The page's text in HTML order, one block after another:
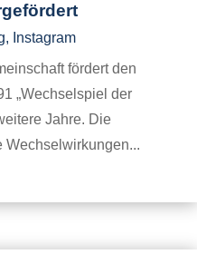
, Instagram
fördert den
„Wechselspiel der
Jahre. Die
Wechselwirkungen...